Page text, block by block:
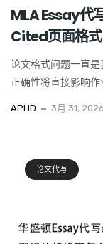
MLA Essay
Cited页面格式
论文格式问题一直
正确性将直接影响作
APHD 3月 31, 2026
论文代写